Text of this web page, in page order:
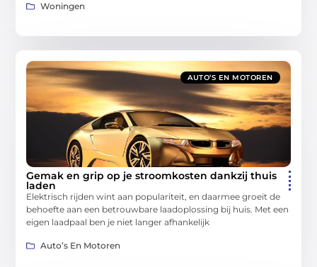
Woningen
AUTO’S EN MOTOREN
Gemak en grip op je stroomkosten dankzij thuis
laden
Elektrisch rijden wint aan populariteit, en daarmee groeit de
behoefte aan een betrouwbare laadoplossing bij huis. Met een
eigen laadpaal ben je niet langer afhankelijk
Auto’s En Motoren